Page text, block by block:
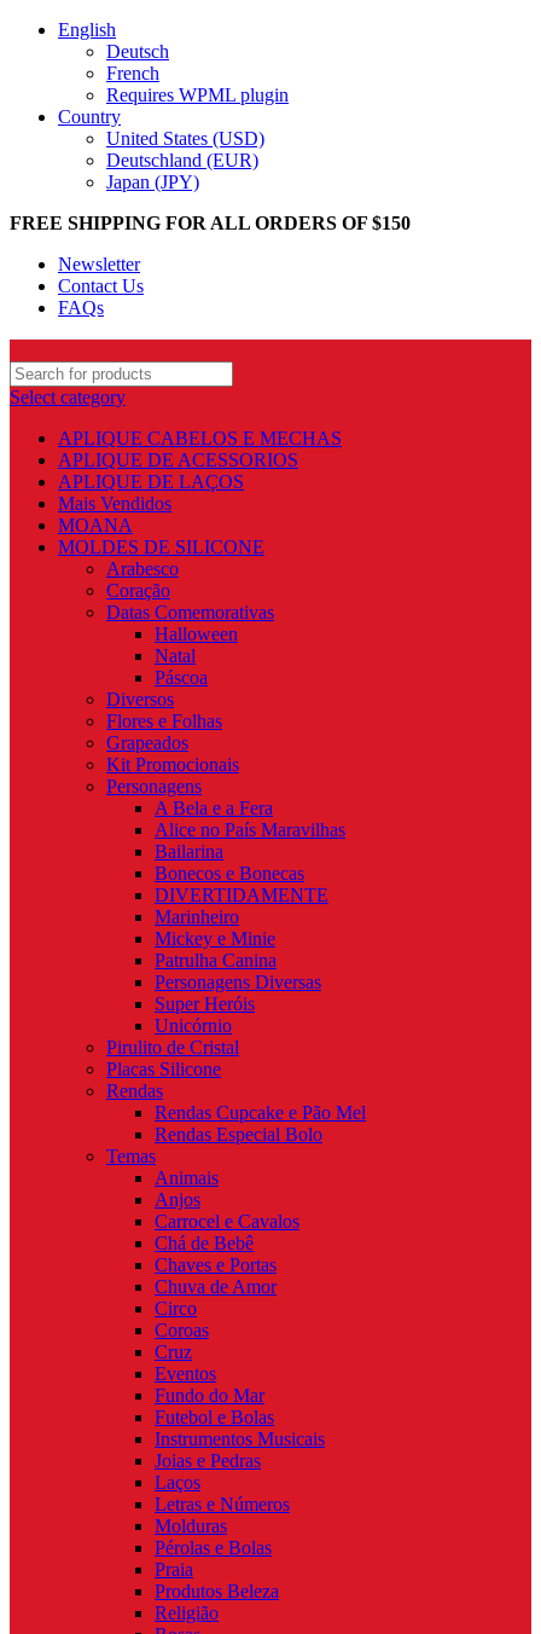
English
Deutsch
French
Requires WPML plugin
Country
United States (USD)
Deutschland (EUR)
Japan (JPY)
FREE SHIPPING FOR ALL ORDERS OF $150
Newsletter
Contact Us
FAQs
Select category
APLIQUE CABELOS E MECHAS
APLIQUE DE ACESSORIOS
APLIQUE DE LAÇOS
Mais Vendidos
MOANA
MOLDES DE SILICONE
Arabesco
Coração
Datas Comemorativas
Halloween
Natal
Páscoa
Diversos
Flores e Folhas
Grapeados
Kit Promocionais
Personagens
A Bela e a Fera
Alice no País Maravilhas
Bailarina
Bonecos e Bonecas
DIVERTIDAMENTE
Marinheiro
Mickey e Minie
Patrulha Canina
Personagens Diversas
Super Heróis
Unicórnio
Pirulito de Cristal
Placas Silicone
Rendas
Rendas Cupcake e Pão Mel
Rendas Especial Bolo
Temas
Animais
Anjos
Carrocel e Cavalos
Chá de Bebê
Chaves e Portas
Chuva de Amor
Circo
Coroas
Cruz
Eventos
Fundo do Mar
Futebol e Bolas
Instrumentos Musicais
Joias e Pedras
Laços
Letras e Números
Molduras
Pérolas e Bolas
Praia
Produtos Beleza
Religião